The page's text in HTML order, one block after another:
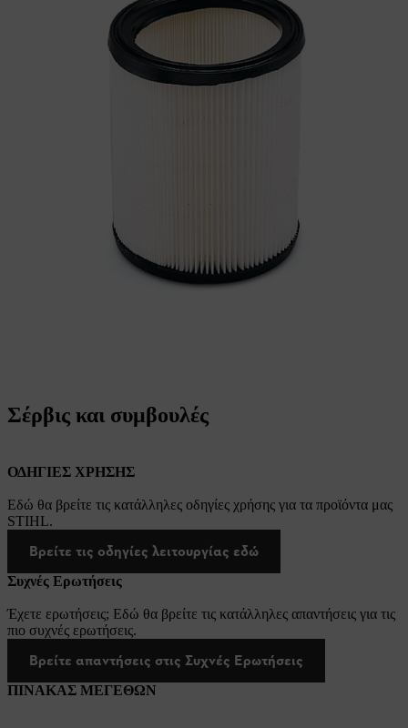
Σέρβις και συμβουλές
ΟΔΗΓΙΕΣ ΧΡΗΣΗΣ
Εδώ θα βρείτε τις κατάλληλες οδηγίες χρήσης για τα προϊόντα μας
STIHL.
Βρείτε τις οδηγίες λειτουργίας εδώ
Συχνές Ερωτήσεις
Έχετε ερωτήσεις; Εδώ θα βρείτε τις κατάλληλες απαντήσεις για τις
πιο συχνές ερωτήσεις.
Βρείτε απαντήσεις στις Συχνές Ερωτήσεις
ΠΙΝΑΚΑΣ ΜΕΓΕΘΩΝ